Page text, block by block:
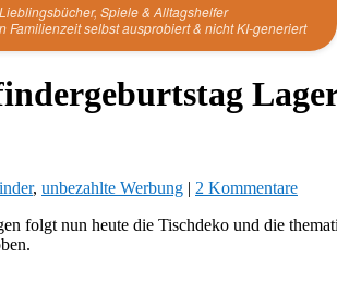
Lieblingsbücher, Spiele & Alltagshelfer
Familienzeit selbst ausprobiert & nicht KI-generiert
, unbezahlte Werbung | 2 Kommentare
folgt nun heute die Tischdeko und die